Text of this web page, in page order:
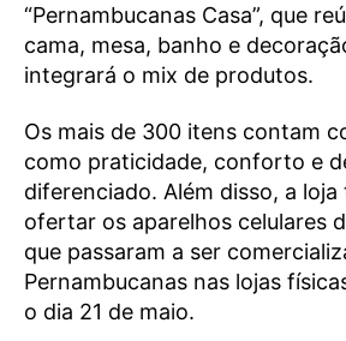
“Pernambucanas Casa”, que
cama, mesa, banho e
integrará o mix de produtos.
Os mais de 300 itens contam
como praticidade, conforto e
diferenciado. Além disso, a loja
ofertar os aparelhos celulares
que passaram a ser
Pernambucanas nas lojas
o dia 21 de maio.